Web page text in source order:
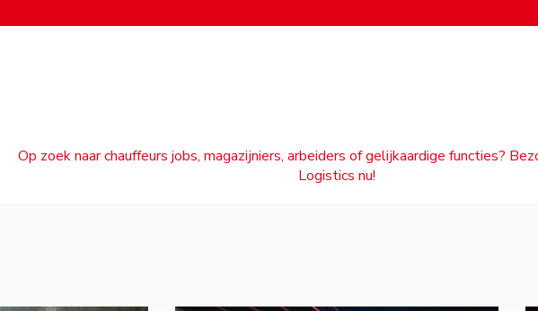
Op zoek naar chauffeurs jobs, magazijniers, arbeiders of gelijkaardige functies?
Logistics nu!